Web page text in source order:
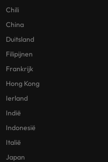
Chili
China
Duitsland
Filipijnen
Frankrijk
Hong Kong
Ierland
Indië
Indonesië
Italië
Japan